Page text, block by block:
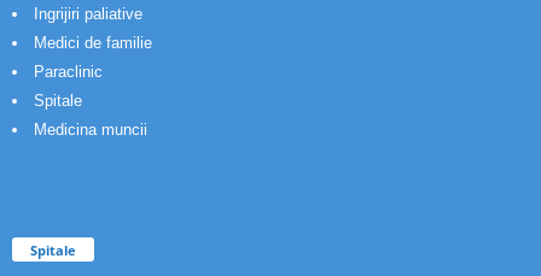
Ingrijiri paliative
Medici de familie
Paraclinic
Spitale
Medicina muncii
Spitale